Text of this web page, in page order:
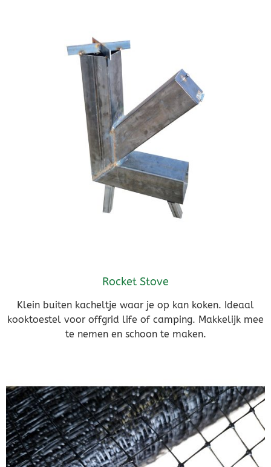
Rocket Stove
Klein buiten kacheltje waar je op kan koken. Ideaal
kooktoestel voor offgrid life of camping. Makkelijk mee
te nemen en schoon te maken.